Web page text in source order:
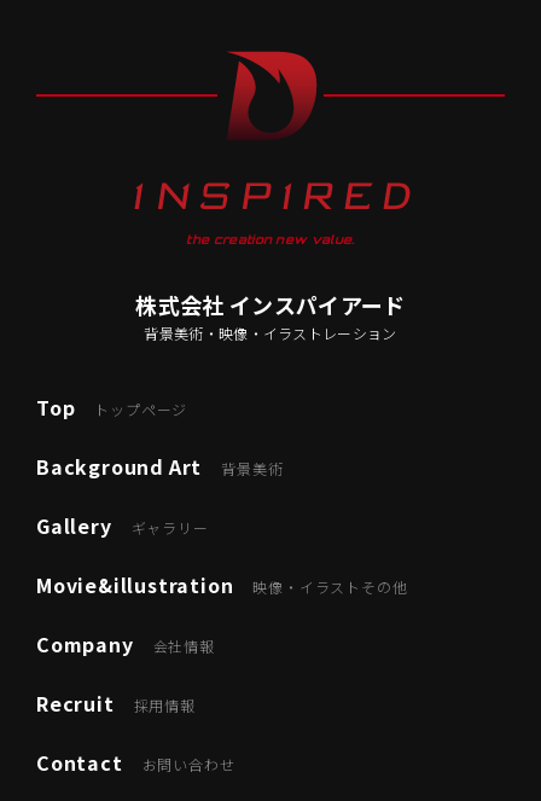
the creation new value.
株式会社 インスパイアード
背景美術・映像・イラストレーション
Top トップページ
Background Art 背景美術
Gallery ギャラリー
Movie&illustration 映像・イラストその他
Company 会社情報
Recruit 採用情報
Contact お問い合わせ